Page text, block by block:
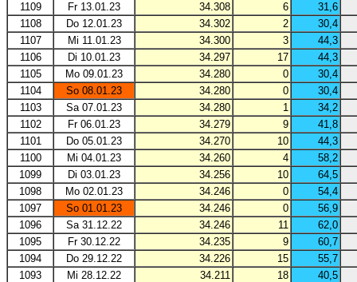
1109
Fr 13.01.23 34.308 6
31,6
1108
Do 12.01.23 34.302 2
30,4
1107
Mi 11.01.23 34.300 3
44,3
1106
Di 10.01.23 34.297 17
44,3
1105
Mo 09.01.23 34.280 0
30,4
1104
So 08.01.23 34.280 0
30,4
1103
Sa 07.01.23 34.280 1
34,2
1102
Fr 06.01.23 34.279 9
41,8
1101
Do 05.01.23 34.270 10
44,3
1100
Mi 04.01.23 34.260 4
58,2
1099
Di 03.01.23 34.256 10
64,5
1098
Mo 02.01.23 34.246 0
54,4
1097
So 01.01.23 34.246 0
56,9
1096
Sa 31.12.22 34.246 11
62,0
1095
Fr 30.12.22 34.235 9
60,7
1094
Do 29.12.22 34.226 15
55,7
1093
Mi 28.12.22 34.211 18
40,5